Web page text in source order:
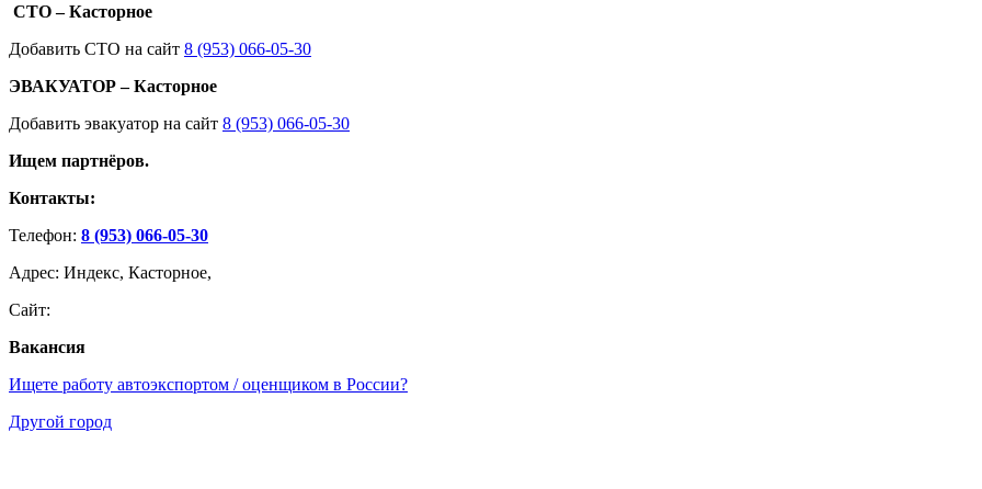
СТО – Касторное
Добавить СТО на сайт 8 (953) 066-05-30
ЭВАКУАТОР – Касторное
Добавить эвакуатор на сайт 8 (953) 066-05-30
Ищем партнёров.
Контакты:
Телефон: 8 (953) 066-05-30
Адрес: Индекс, Касторное,
Сайт:
Вакансия
Ищете работу автоэкспортом / оценщиком в России?
Другой город